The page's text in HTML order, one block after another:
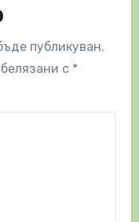
публикуван.
с *